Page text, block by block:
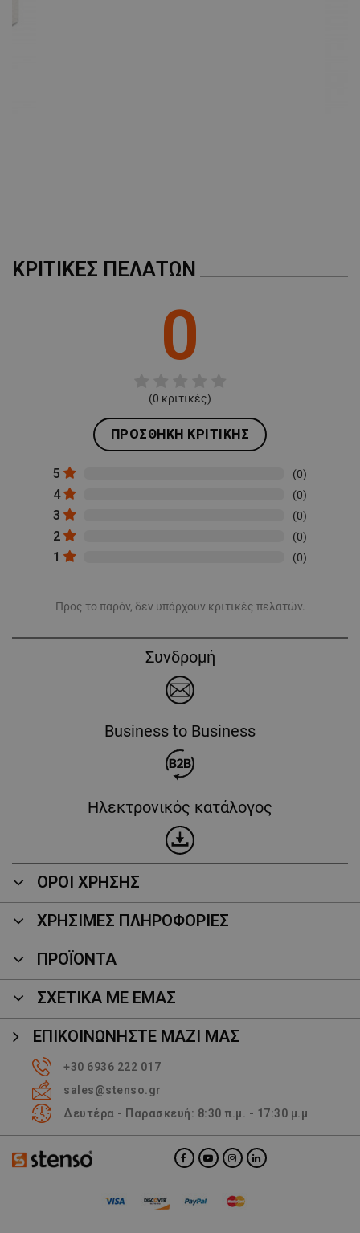
ΚΡΙΤΙΚΈΣ ΠΕΛΑΤΏΝ
0
(0 κριτικές)
ΠΡΟΣΘΉΚΗ ΚΡΙΤΙΚΉΣ
5 (0)
4 (0)
3 (0)
2 (0)
1 (0)
Προς το παρόν, δεν υπάρχουν κριτικές πελατών.
Συνδρομή
Business to Business
Ηλεκτρονικός κατάλογος
ΟΡΟΙ ΧΡΗΣΗΣ
ΧΡΗΣΙΜΕΣ ΠΛΗΡΟΦΟΡΙΕΣ
ΠΡΟΪΌΝΤΑ
ΣΧΕΤΙΚΑ ΜΕ ΕΜΑΣ
ΕΠΙΚΟΙΝΩΝΉΣΤΕ ΜΑΖΊ ΜΑΣ
+30 6936 222 017
sales@stenso.gr
Δευτέρα - Παρασκευή: 8:30 π.μ. - 17:30 μ.μ